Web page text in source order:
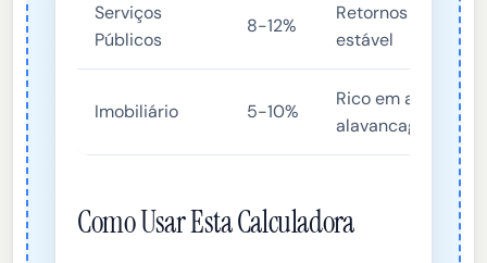
Serviços
Públicos
8-12%
Retornos
estável
Imobiliário 5-10%
Rico em ativos,
alavancagem
Como Usar Esta Calculadora